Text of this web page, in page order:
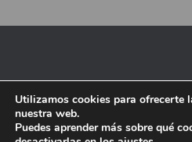
Utilizamos cookies para ofrecerte
nuestra web.
Puedes aprender más sobre qué